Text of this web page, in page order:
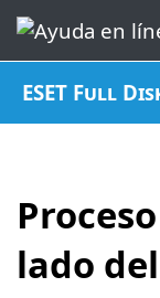
ESET Full
lado